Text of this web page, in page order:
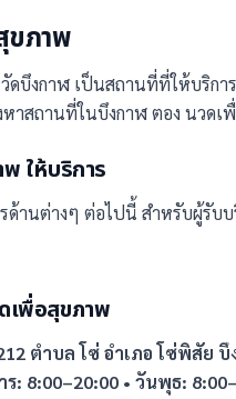
ขภาพ
ดบึงกาฬ เป็นสถานที่ที่ให้บริกา
าสถานที่ในบึงกาฬ ตอง นวด
พ ให้บริการ
ด้านต่างๆ ต่อไปนี้ สำหรับผู้รับ
เพื่อสุขภาพ
ตำบล โซ่ อำเภอ โซ่พิสัย
: 8:00–20:00 • วันพุธ: